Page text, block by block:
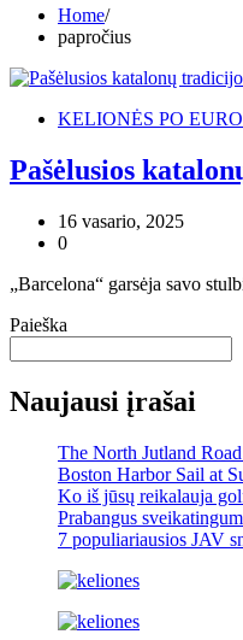
Home
papročius
KELIONĖS PO
Pašėlusios
16 vasario, 2025
0
„Barcelona“ garsėja savo
Paieška
Naujausi įrašai
The North Jutland
Boston Harbor Sail at
Ko iš jūsų reikalauja
Prabangus
7 populiariausios JAV